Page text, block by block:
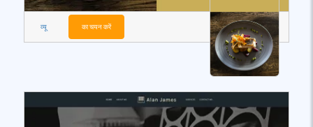
व्यू का चयन करें